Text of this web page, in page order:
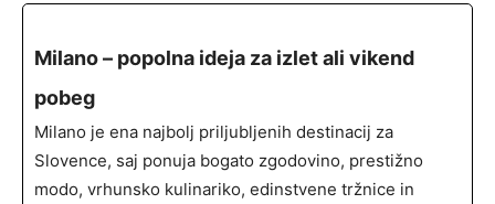
Milano – popolna ideja za izlet ali vikend
pobeg
Milano je ena najbolj priljubljenih destinacij za
Slovence, saj ponuja bogato zgodovino, prestižno
modo, vrhunsko kulinariko, edinstvene tržnice in